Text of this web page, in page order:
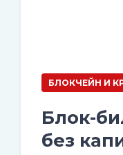
БЛОКЧЕЙН И
Блок-
без